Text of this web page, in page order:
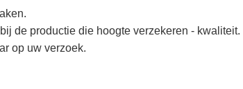
de productie die hoogte verzekeren - kwaliteit.
op uw verzoek.